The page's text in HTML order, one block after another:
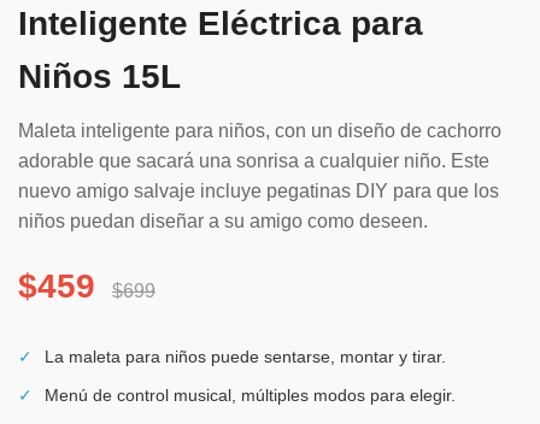
Inteligente Eléctrica para
Niños 15L
Maleta inteligente para niños, con un diseño de cachorro
adorable que sacará una sonrisa a cualquier niño. Este
nuevo amigo salvaje incluye pegatinas DIY para que los
niños puedan diseñar a su amigo como deseen.
$459 $699
✓
La maleta para niños puede sentarse, montar y tirar.
✓
Menú de control musical, múltiples modos para elegir.